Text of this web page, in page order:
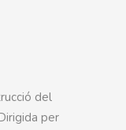
del
per